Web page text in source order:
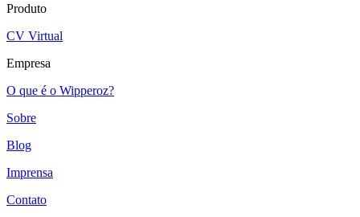
Produto
CV Virtual
Empresa
O que é o Wipperoz?
Sobre
Blog
Imprensa
Contato